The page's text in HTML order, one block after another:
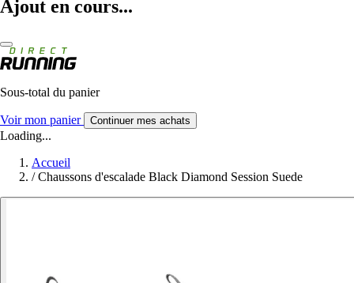
Ajout en cours...
Sous-total du panier
Voir mon panier Continuer mes achats
Loading...
Accueil
/ Chaussons d'escalade Black Diamond Session Suede